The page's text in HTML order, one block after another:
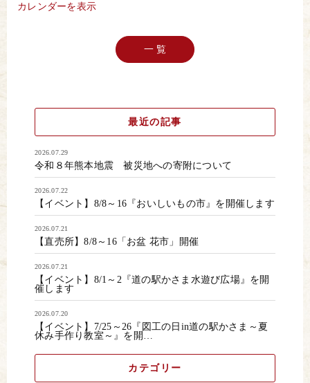
聞
カレンダーを表示
一 覧
最近の記事
2026.07.29
令和８年熊本地震 被災地への寄附について
2026.07.22
【イベント】8/8～16『おいしいもの市』を開催します
2026.07.21
【直売所】8/8～16「お盆 花市」開催
2026.07.21
【イベント】8/1～2『道の駅かさま水遊び広場』を開
催します
2026.07.20
【イベント】7/25～26『図工の日in道の駅かさま～夏
休み手作り教室～』を開…
カテゴリー